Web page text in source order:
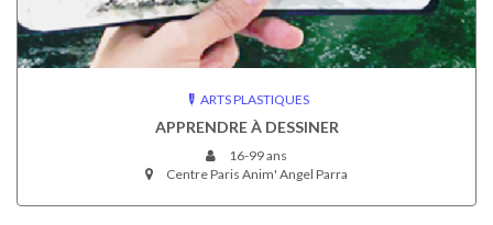
ARTS PLASTIQUES
APPRENDRE À DESSINER
16-99 ans
Centre Paris Anim' Angel Parra